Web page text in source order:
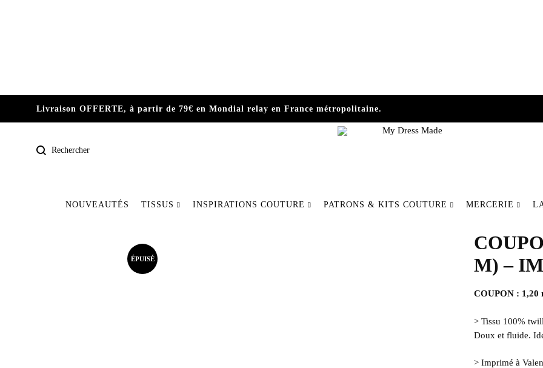
Livraison OFFERTE, à partir de 79€ en Mondial relay en France métropolitaine.
Nos dernières pièces
Made
mode
NOUVEAUTÉS TISSUS INSPIRATIONS COUTURE PATRONS & KITS COUTURE MERCERIE
ÉPUISÉ
M) –
COUPON : 1,20
> Tissu 100%
Doux et fluide.
> Imprimé à